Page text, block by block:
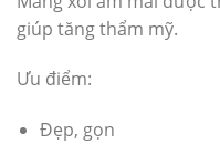
giúp tăng thẩm mỹ.
Ưu điểm:
Đẹp, gọn